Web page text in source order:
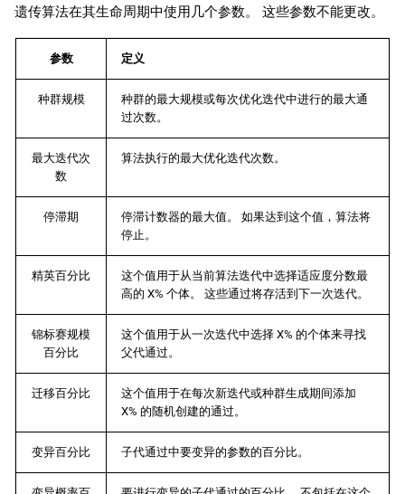
遗传算法在其生命周期中使用几个参数。 这些参数不能更改。
参数 定义
种群规模
种群的最大规模或每次优化迭代中进行的最大通
过次数。
最大迭代次
数
算法执行的最大优化迭代次数。
停滞期
停滞计数器的最大值。 如果达到这个值，算法将
停止。
精英百分比
这个值用于从当前算法迭代中选择适应度分数最
高的 X% 个体。 这些通过将存活到下一次迭代。
锦标赛规模
百分比
这个值用于从一次迭代中选择 X% 的个体来寻找
父代通过。
迁移百分比
这个值用于在每次新迭代或种群生成期间添加
X% 的随机创建的通过。
变异百分比 子代通过中要变异的参数的百分比。